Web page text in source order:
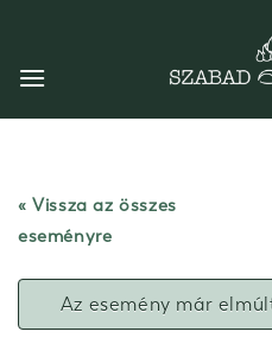
content
« Vissza az összes
eseményre
Az esemény már